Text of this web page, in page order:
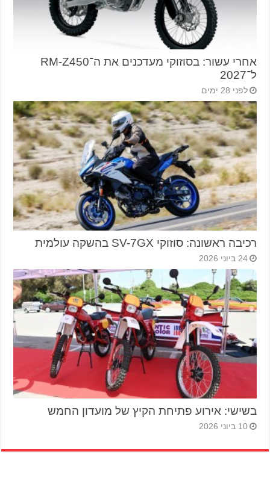
אחרי עשור: בסוזוקי מעדכנים את ה־RM-Z450
ל־2027
לפני 28 ימים
רכיבה ראשונה: סוזוקי SV-7GX בהשקה עולמית
24 ביוני 2026
בשישי: אירוע פתיחת הקיץ של מועדון החמש
10 ביוני 2026